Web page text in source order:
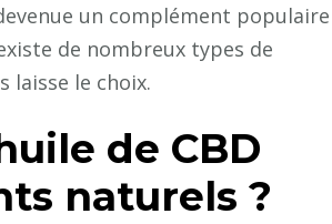
un complément populaire
de nombreux types de
laisse le choix.
de CBD
naturels ?